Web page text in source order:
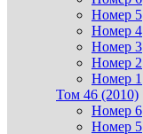
Номер 5
Номер 4
Номер 3
Номер 2
Номер 1
Том 46 (2010)
Номер 6
Номер 5